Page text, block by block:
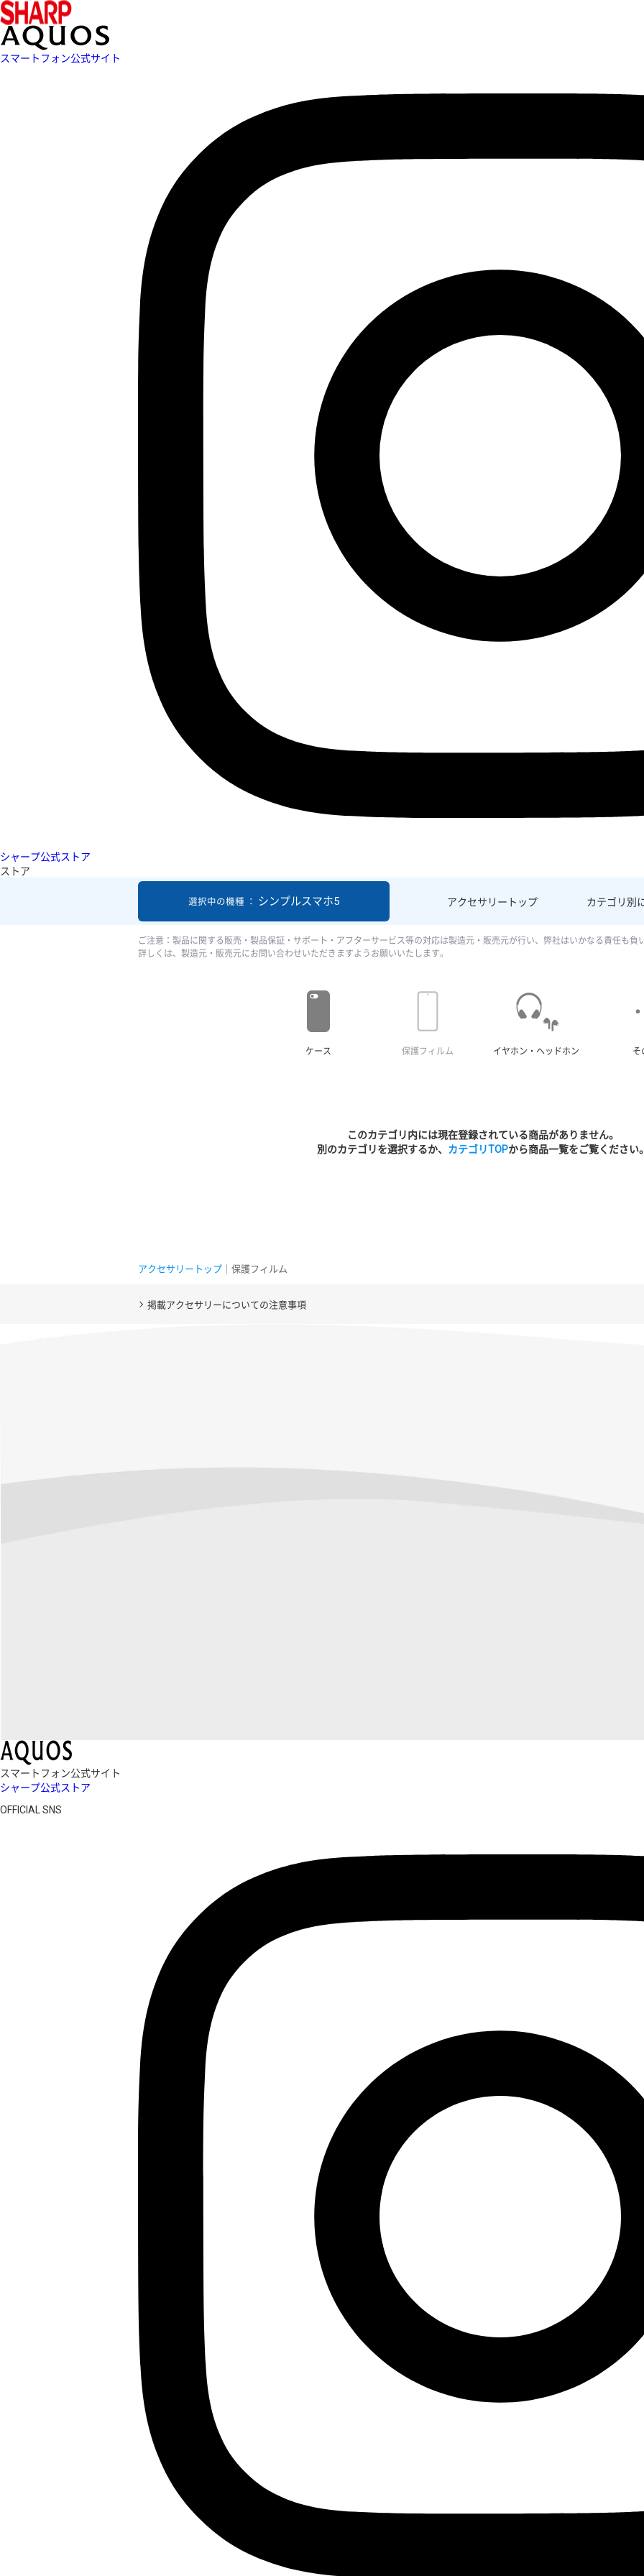
スマートフォン公式サイト
シャープ公式ストア
ストア
アクセサリー トップ カテゴリ別
選択中の機種 ： シンプルスマホ5
ご注意：製品に関する販売・製品保証・サポート・アフターサービス等の対応は製造元・販売元が行い、弊社はいかなる責任も負
詳しくは、製造元・販売元にお問い合わせいただきますようお願いいたします。
ケース 保護フィルム イヤホン・ヘッドホン そ
このカテゴリ内には現在登録されている商品がありません。
別のカテゴリを選択するか、 カテゴリTOPから商品一覧をご覧ください
アクセサリートップ ｜保護フィルム
掲載アクセサリーについての注意事項
スマートフォン公式サイト
シャープ公式ストア
OFFICIAL SNS